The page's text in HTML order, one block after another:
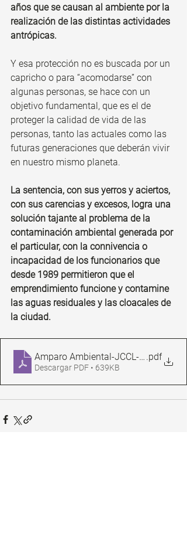
años que se causan al ambiente por la
realización de las distintas actividades
antrópicas.
Y esa protección no es buscada por un
capricho o para “acomodarse” con
algunas personas, se hace con un
objetivo fundamental, que es el de
proteger la calidad de vida de las
personas, tanto las actuales como las
futuras generaciones que deberán vivir
en nuestro mismo planeta.
La sentencia, con sus yerros y aciertos,
con sus carencias y excesos, logra una
solución tajante al problema de la
contaminación ambiental generada por
el particular, con la connivencia o
incapacidad de los funcionarios que
desde 1989 permitieron que el
emprendimiento funcione y contamine
las aguas residuales y las cloacales de
la ciudad.
Amparo Ambiental-JCCL-Mercedes
.pdf
Descargar PDF • 639KB